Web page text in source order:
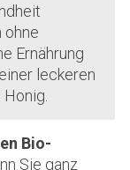
ohne
Ernährung
leckeren
Bio-
Sie ganz